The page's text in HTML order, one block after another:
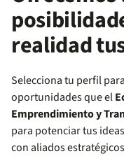
realidad
Selecciona tu perfil para
oportunidades que el
Emprendimiento y
para potenciar tus
con aliados